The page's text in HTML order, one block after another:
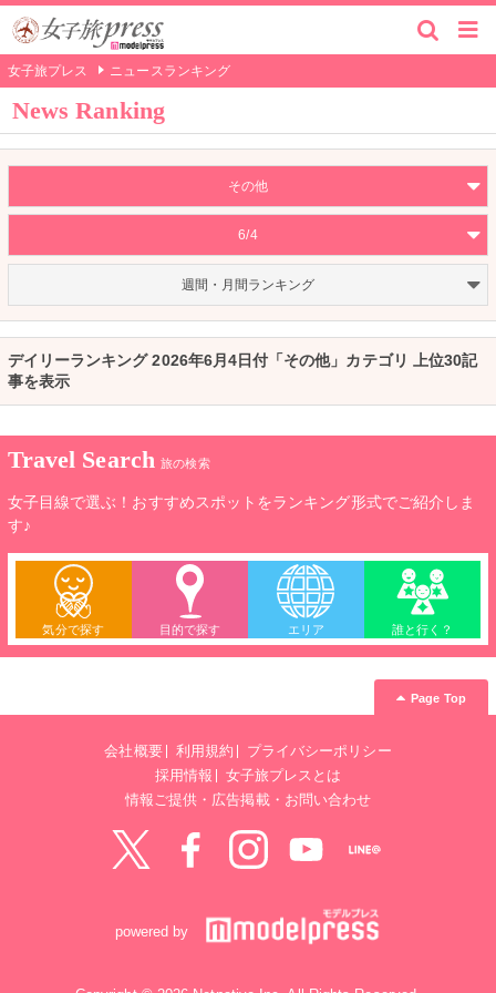
女子旅プレス ニュースランキング
News Ranking
その他
6/4
週間・月間ランキング
デイリーランキング 2026年6月4日付「その他」カテゴリ 上位30記
事を表示
Travel Search 旅の検索
女子目線で選ぶ！おすすめスポットをランキング形式でご紹介しま
す♪
気分で探す 目的で探す エリア 誰と行く？
Page Top
会社概要 利用規約
プライバシーポリシー
採用情報
女子旅プレスとは
情報ご提供・広告掲載・お問い合わせ
powered by